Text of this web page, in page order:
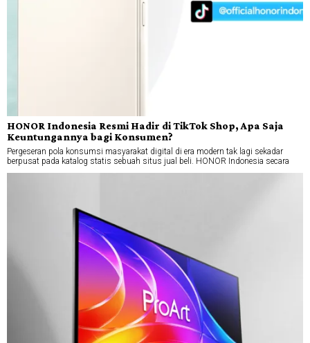
HONOR Indonesia Resmi Hadir di TikTok Shop, Apa Saja
Keuntungannya bagi Konsumen?
Pergeseran pola konsumsi masyarakat digital di era modern tak lagi sekadar
berpusat pada katalog statis sebuah situs jual beli. HONOR Indonesia secara